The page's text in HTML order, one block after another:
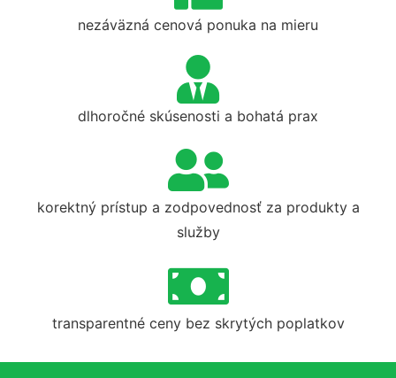
nezáväzná cenová ponuka na mieru
dlhoročné skúsenosti a bohatá prax
korektný prístup a zodpovednosť za produkty a
služby
transparentné ceny bez skrytých poplatkov